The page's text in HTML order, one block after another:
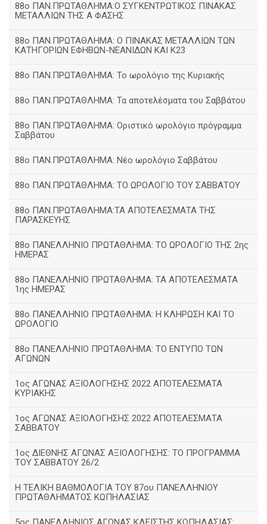
88ο ΠΑΝ.ΠΡΩΤΑΘΛΗΜΑ:Ο ΣΥΓΚΕΝΤΡΩΤΙΚΟΣ ΠΙΝΑΚΑΣ
ΜΕΤΑΛΛΙΩΝ ΤΗΣ Α ΦΑΣΗΣ
88ο ΠΑΝ.ΠΡΩΤΑΘΛΗΜΑ: Ο ΠΙΝΑΚΑΣ ΜΕΤΑΛΛΙΩΝ ΤΩΝ
ΚΑΤΗΓΟΡΙΩΝ ΕΦΗΒΩΝ-ΝΕΑΝΙΔΩΝ ΚΑΙ Κ23
88ο ΠΑΝ.ΠΡΩΤΑΘΛΗΜΑ: Το ωρολόγιο της Κυριακής
88ο ΠΑΝ.ΠΡΩΤΑΘΛΗΜΑ: Τα αποτελέσματα του Σαββάτου
88ο ΠΑΝ.ΠΡΩΤΑΘΛΗΜΑ: Οριστικό ωρολόγιο πρόγραμμα
Σαββάτου
88ο ΠΑΝ.ΠΡΩΤΑΘΛΗΜΑ: Νέο ωρολόγιο Σαββάτου
88ο ΠΑΝ.ΠΡΩΤΑΘΛΗΜΑ: ΤΟ ΩΡΟΛΟΓΙΟ ΤΟΥ ΣΑΒΒΑΤΟΥ
88ο ΠΑΝ.ΠΡΩΤΑΘΛΗΜΑ:ΤΑ ΑΠΟΤΕΛΕΣΜΑΤΑ ΤΗΣ
ΠΑΡΑΣΚΕΥΗΣ
88ο ΠΑΝΕΛΛΗΝΙΟ ΠΡΩΤΑΘΛΗΜΑ: ΤΟ ΩΡΟΛΟΓΙΟ ΤΗΣ 2ης
ΗΜΕΡΑΣ
88ο ΠΑΝΕΛΛΗΝΙΟ ΠΡΩΤΑΘΛΗΜΑ: ΤΑ ΑΠΟΤΕΛΕΣΜΑΤΑ
1ης ΗΜΕΡΑΣ
88ο ΠΑΝΕΛΛΗΝΙΟ ΠΡΩΤΑΘΛΗΜΑ: Η ΚΛΗΡΩΣΗ ΚΑΙ ΤΟ
ΩΡΟΛΟΓΙΟ
88ο ΠΑΝΕΛΛΗΝΙΟ ΠΡΩΤΑΘΛΗΜΑ: ΤΟ ΕΝΤΥΠΟ ΤΩΝ
ΑΓΩΝΩΝ
1ος ΑΓΩΝΑΣ ΑΞΙΟΛΟΓΗΣΗΣ 2022 ΑΠΟΤΕΛΕΣΜΑΤΑ
ΚΥΡΙΑΚΗΣ
1ος ΑΓΩΝΑΣ ΑΞΙΟΛΟΓΗΣΗΣ 2022 ΑΠΟΤΕΛΕΣΜΑΤΑ
ΣΑΒΒΑΤΟΥ
1ος ΔΙΕΘΝΗΣ ΑΓΩΝΑΣ ΑΞΙΟΛΟΓΗΣΗΣ: ΤΟ ΠΡΟΓΡΑΜΜΑ
ΤΟΥ ΣΑΒΒΑΤΟΥ 26/2
Η ΤΕΛΙΚΗ ΒΑΘΜΟΛΟΓΙΑ ΤΟΥ 87ου ΠΑΝΕΛΛΗΝΙΟΥ
ΠΡΩΤΑΘΛΗΜΑΤΟΣ ΚΩΠΗΛΑΣΙΑΣ